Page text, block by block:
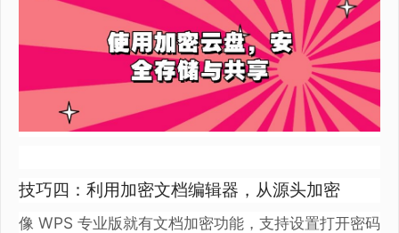
技巧四：利用加密文档编辑器，从源头加密
像 WPS 专业版就有文档加密功能，支持设置打开密码